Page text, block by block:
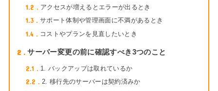
1.2 アクセスが増えるとエラーが出るとき
1.3 サポート体制や管理画面に不満があるとき
1.4 コストやプランを見直したいとき
2 サーバー変更の前に確認すべき3つのこと
2.1 1. バックアップは取れているか
2.2 2. 移行先のサーバーは契約済みか